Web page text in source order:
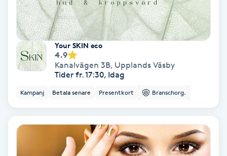
Fransrengöring
Frekvensterapi
Friskvård
Friskvårdsmassage
Frisör
Funktionsanalys
Your SKIN eco
4.9
Kanalvägen 3B, Upplands Väsby
Tider fr. 17:30, Idag
Kampanj Betala senare Presentkort Branschorg.